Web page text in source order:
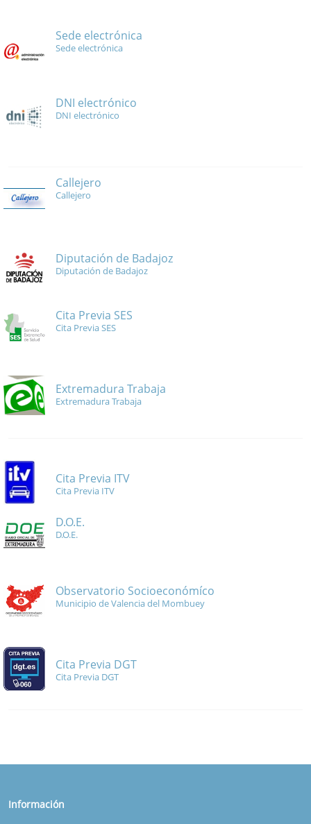
Sede electrónica
Sede electrónica
DNI electrónico
DNI electrónico
Callejero
Callejero
Diputación de Badajoz
Diputación de Badajoz
Cita Previa SES
Cita Previa SES
Extremadura Trabaja
Extremadura Trabaja
Cita Previa ITV
Cita Previa ITV
D.O.E.
D.O.E.
Observatorio Socioeconómíco
Municipio de Valencia del Mombuey
Cita Previa DGT
Cita Previa DGT
Información